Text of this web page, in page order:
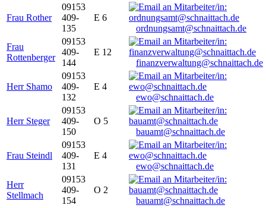
Frau Rother
09153
409-
135
E 6
ordnungsamt@schnaittach.de
Frau
Rottenberger
09153
409-
144
E 12
finanzverwaltung@schnaittach.de
Herr Shamo
09153
409-
132
E 4
ewo@schnaittach.de
Herr Steger
09153
409-
150
O 5
bauamt@schnaittach.de
Frau Steindl
09153
409-
131
E 4
ewo@schnaittach.de
Herr
Stellmach
09153
409-
154
O 2
bauamt@schnaittach.de